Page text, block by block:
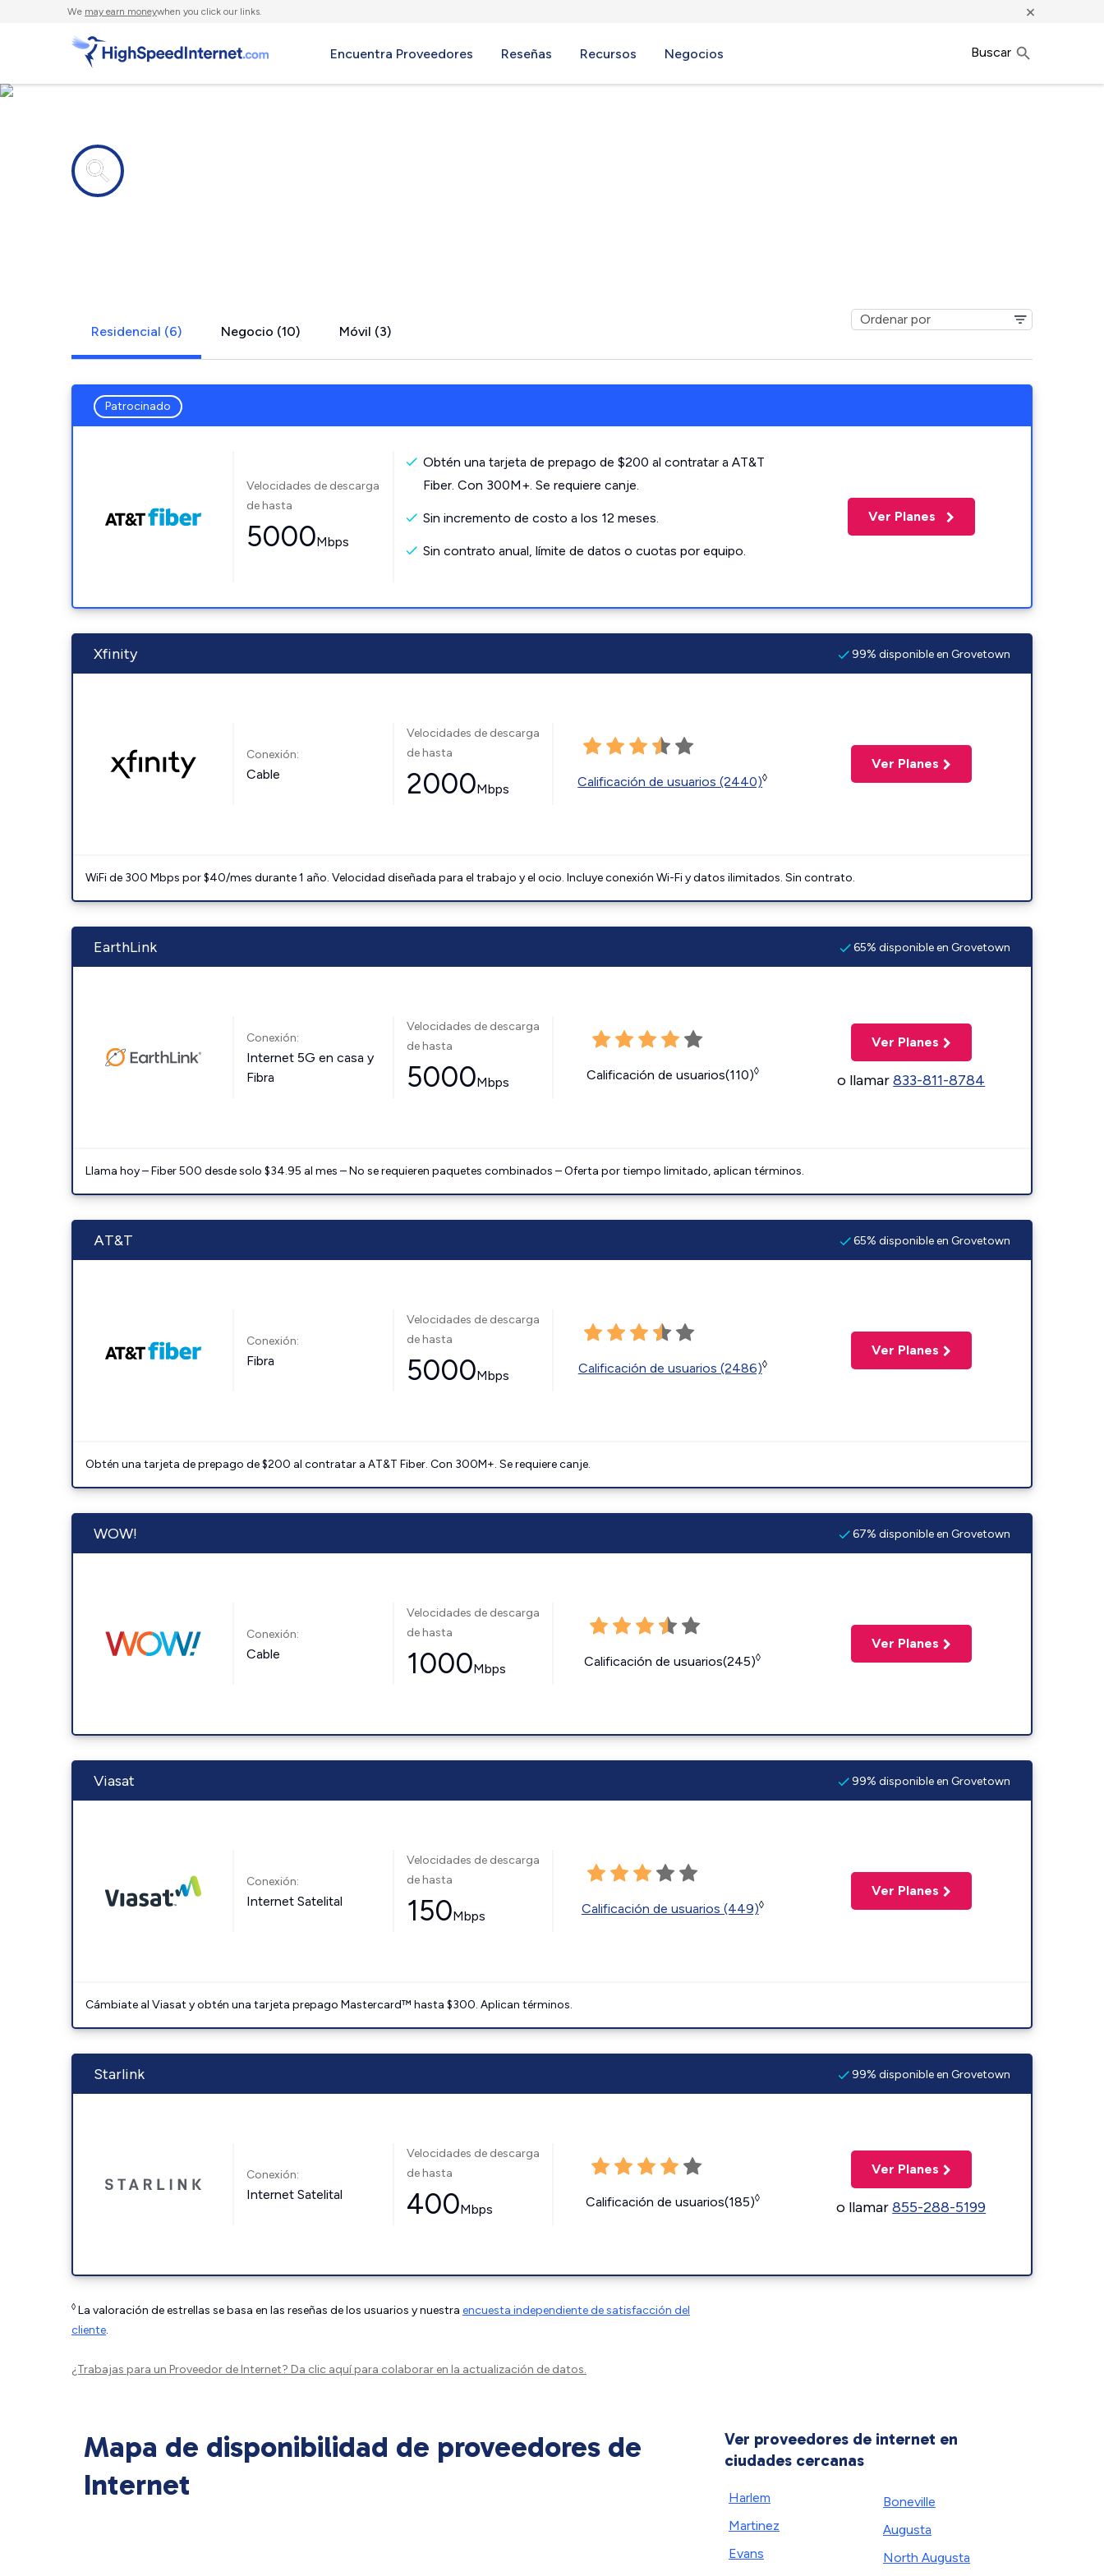
We may earn moneywhen you click our links. ×
Encuentra Proveedores Reseñas Recursos Negocios Buscar
Residencial (6) Negocio (10) Móvil (3)
Patrocinado
Velocidades de descarga
de hasta
5000Mbps
Obtén una tarjeta de prepago de $200 al contratar a AT&T
Fiber. Con 300M+. Se requiere canje.
Sin incremento de costo a los 12 meses.
Sin contrato anual, límite de datos o cuotas por equipo.
Ver Planes
Xfinity 99% disponible en Grovetown
Conexión:
Cable
Velocidades de descarga
de hasta
2000Mbps Calificación de usuarios (2440)◊
Ver Planes
WiFi de 300 Mbps por $40/mes durante 1 año. Velocidad diseñada para el trabajo y el ocio. Incluye conexión Wi-Fi y datos ilimitados. Sin contrato.
EarthLink 65% disponible en Grovetown
Conexión:
Internet 5G en casa y
Fibra
Velocidades de descarga
de hasta
5000Mbps Calificación de usuarios(110)◊
Ver Planes
o llamar833-811-8784
Llama hoy – Fiber 500 desde solo $34.95 al mes – No se requieren paquetes combinados – Oferta por tiempo limitado, aplican términos.
AT&T 65% disponible en Grovetown
Conexión:
Fibra
Velocidades de descarga
de hasta
5000Mbps Calificación de usuarios (2486)◊
Ver Planes
Obtén una tarjeta de prepago de $200 al contratar a AT&T Fiber. Con 300M+. Se requiere canje.
WOW! 67% disponible en Grovetown
Conexión:
Cable
Velocidades de descarga
de hasta
1000Mbps Calificación de usuarios(245)◊
Ver Planes
Viasat 99% disponible en Grovetown
Conexión:
Internet Satelital
Velocidades de descarga
de hasta
150Mbps Calificación de usuarios (449)◊
Ver Planes
Cámbiate al Viasat y obtén una tarjeta prepago Mastercard™ hasta $300. Aplican términos.
Starlink 99% disponible en Grovetown
Conexión:
Internet Satelital
Velocidades de descarga
de hasta
400Mbps Calificación de usuarios(185)◊
Ver Planes
o llamar855-288-5199
◊ La valoración de estrellas se basa en las reseñas de los usuarios y nuestra encuesta independiente de satisfacción del
cliente.
¿Trabajas para un Proveedor de Internet? Da clic aquípara colaborar en la actualización de datos.
Mapa de disponibilidad de proveedores de
Internet
Ver proveedores de internet en
ciudades cercanas
Harlem
Martinez
Evans
Boneville
Augusta
North Augusta